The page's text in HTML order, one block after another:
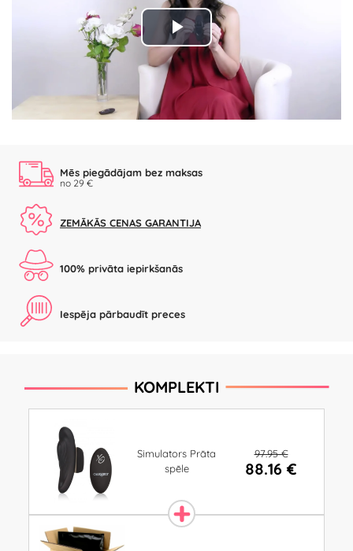
Play
Video
Mēs piegādājam bez maksas
no 29 €
ZEMĀKĀS CENAS GARANTIJA
100% privāta iepirkšanās
Iespēja pārbaudīt preces
KOMPLEKTI
Simulators Prāta
spēle
97.95 €
88.16 €